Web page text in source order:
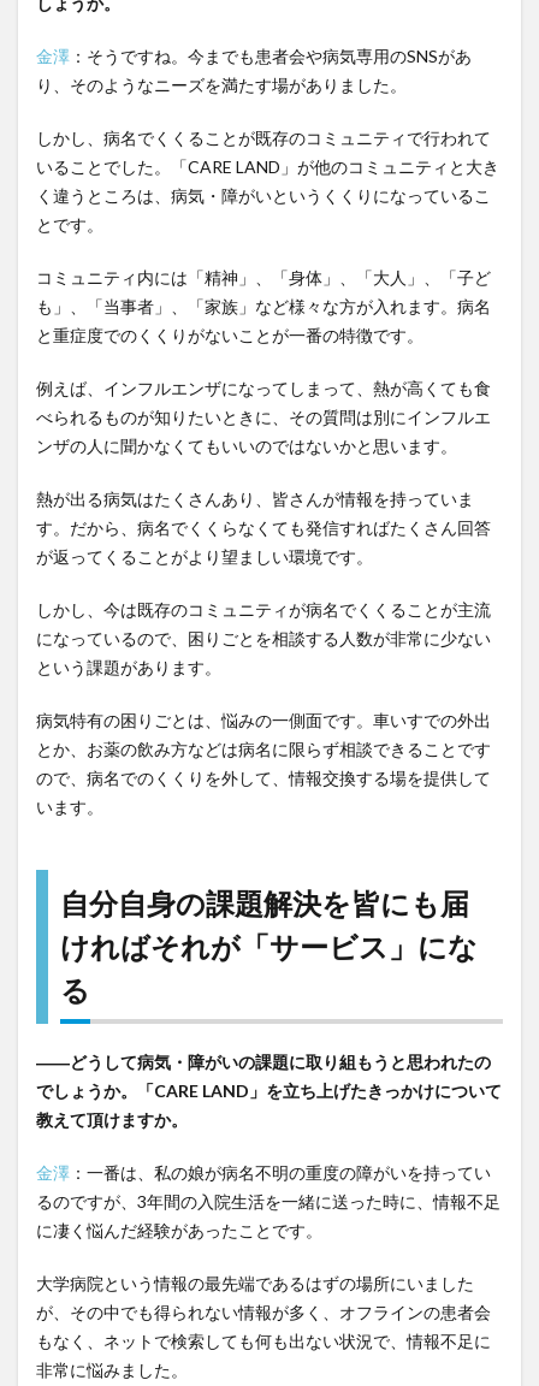
ある
4.0.1
プロボ
手伝い
問い合
ォーム
金澤 ：そうですね。今までも患者会や病気専用のSNSがあ
り、そのようなニーズを満たす場がありました。
しかし、病名でくくることが既存のコミュニティで行われて
いることでした。「CARE LAND」が他のコミュニティと大き
く違うところは、病気・障がいというくくりになっているこ
とです。
コミュニティ内には「精神」、「身体」、「大人」、「子ど
も」、「当事者」、「家族」など様々な方が入れます。病名
と重症度でのくくりがないことが一番の特徴です。
例えば、インフルエンザになってしまって、熱が高くても食
べられるものが知りたいときに、その質問は別にインフルエ
ンザの人に聞かなくてもいいのではないかと思います。
熱が出る病気はたくさんあり、皆さんが情報を持っていま
す。だから、病名でくくらなくても発信すればたくさん回答
が返ってくることがより望ましい環境です。
しかし、今は既存のコミュニティが病名でくくることが主流
になっているので、困りごとを相談する人数が非常に少ない
という課題があります。
病気特有の困りごとは、悩みの一側面です。車いすでの外出
とか、お薬の飲み方などは病名に限らず相談できることです
ので、病名でのくくりを外して、情報交換する場を提供して
います。
自分自身の課題解決を皆にも届
ければそれが「サービス」にな
る
――どうして病気・障がいの課題に取り組もうと思われたの
でしょうか。「CARE LAND」を立ち上げたきっかけについて
教えて頂けますか。
金澤 ：一番は、私の娘が病名不明の重度の障がいを持ってい
るのですが、3年間の入院生活を一緒に送った時に、情報不足
に凄く悩んだ経験があったことです。
大学病院という情報の最先端であるはずの場所にいました
が、その中でも得られない情報が多く、オフラインの患者会
もなく、ネットで検索しても何も出ない状況で、情報不足に
非常に悩みました。